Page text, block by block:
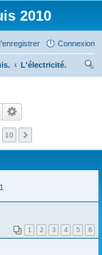
2010
Connexion
L'électricité.
10
1 2 3 4 5 6